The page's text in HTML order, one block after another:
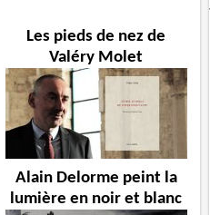
Les pieds de nez de
Valéry Molet
Alain Delorme peint la
lumière en noir et blanc